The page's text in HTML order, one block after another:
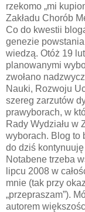
rzekomo „mi
Zakładu Chorób
Co do kwestii
genezie
wiedzą. Otóż 19
planowanymi
zwołano
Nauki, Rozwoju
szereg zarzutów
prawyborach, w
Rady Wydziału w
wyborach. Blog to
do dziś
Notabene trzeba
lipcu 2008 w
mnie (tak przy
„przepraszam”).
autorem